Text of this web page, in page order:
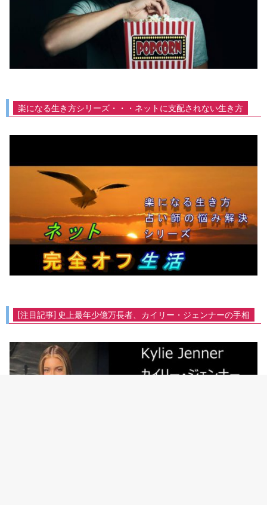
楽になる生き方シリーズ・・・ネットに支配されない生き方
[注目記事] 史上最年少億万長者、カイリー・ジェンナーの手相